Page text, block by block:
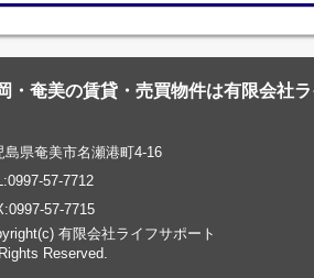
・奄美の賃貸・売買物件は有限会社
島県奄美市名瀬港町4-16
57-7712
57-7715
有限会社ライフサポート
Reserved.